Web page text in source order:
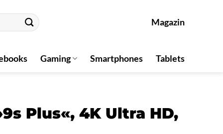
Magazin
Gaming Smartphones Tablets
Plus«, 4K Ultra HD,